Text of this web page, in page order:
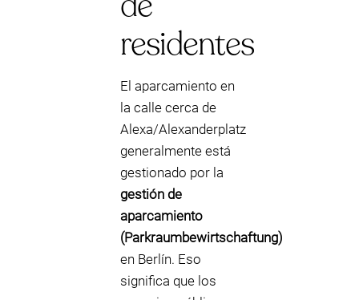
residentes
El aparcamiento en
la calle cerca de
Alexa/Alexanderplatz
generalmente está
gestionado por la
gestión de
aparcamiento
(Parkraumbewirtschaftung)
en Berlín. Eso
significa que los